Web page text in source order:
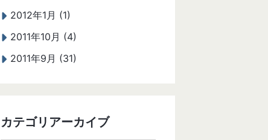
2012年1月 (1)
2011年10月 (4)
2011年9月 (31)
カテゴリアーカイブ